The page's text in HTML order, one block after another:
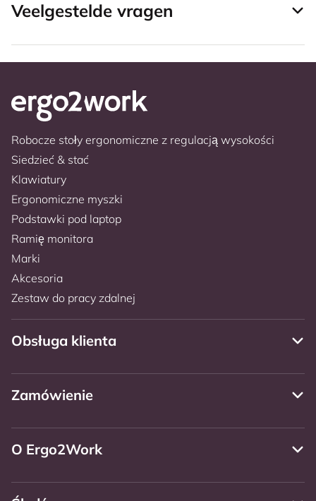
Veelgestelde vragen
Robocze stoły ergonomiczne z regulacją wysokości
Siedzieć & stać
Klawiatury
Ergonomiczne myszki
Podstawki pod laptop
Ramię monitora
Marki
Akcesoria
Zestaw do pracy zdalnej
Obsługa klienta
Zamówienie
O Ergo2Work